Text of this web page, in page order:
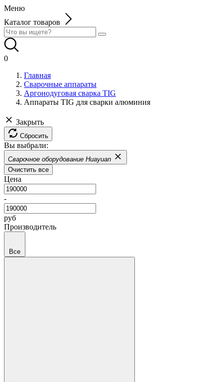
Меню
Каталог товаров
0
Главная
Сварочные аппараты
Аргонодуговая сварка TIG
Аппараты TIG для сварки алюминия
Закрыть
Сбросить
Вы выбрали:
Сварочное оборудование Huayuan
Очистить все
Цена
-
руб
Производитель
Все